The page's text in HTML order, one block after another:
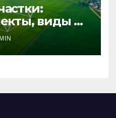
виды и